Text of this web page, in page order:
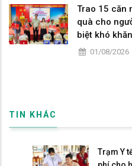
Trao 15 căn
quà cho
biệt khó
01/08/2026
TIN KHÁC
Trạm Y